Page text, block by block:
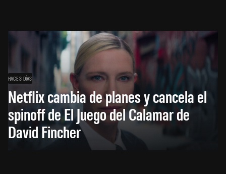
HACE 3 DÍAS
Netflix cambia de planes y cancela el
spinoff de El Juego del Calamar de
David Fincher